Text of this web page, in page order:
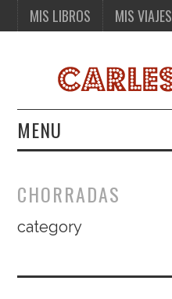
MIS LIBROS MIS VIAJES
MENU
MIS VIAJES
CHORRADAS
category